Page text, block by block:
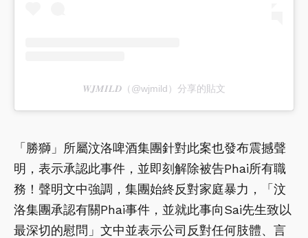
𝑾𝑱𝑴𝑰𝑳𝑫（@wjmild）分享的貼文
「勝獅」所屬汶洛啤酒集團針對此案也發布震撼聲
明，表示承認此事件，並即刻解除被告Phai所有職
務！聲明文中強調，集團始終反對家庭暴力，「汶
洛集團承認有關Phai事件，並就此事向Sai先生致以
最深切的慰問」文中並表示公司反對任何肢體、言